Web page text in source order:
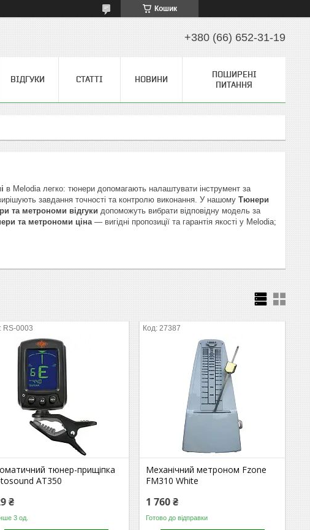
Кошик
+380 (66) 652-31-19
ВІДГУКИ СТАТТІ НОВИНИ
ПОШИРЕНІ
ПИТАННЯ
в Melodia легко: тюнери допомагають налаштувати інструмент за
завдання точності та контролю виконання. У нашому Тюнери
та метрономи відгуки допоможуть вибрати відповідну модель за
та метрономи ціна— вигідні пропозиції та гарантія якості у Melodia;
RS-0003
тюнер-прищіпка
AT350
₴
3 од.
27387
Механічний метроном Fzone
FM310 White
1 760 ₴
Готово до відправки